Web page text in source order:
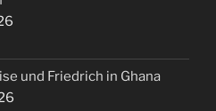
und Friedrich in Ghana